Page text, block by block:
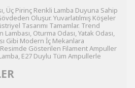
Üç Pirinç Renkli Lamba Duyuna Sahip
Oluşur. Yuvarlatılmış Köşeler
Tasarımı Tamamlar. Trend
Oturma Odası, Yatak Odası,
Gibi Modern İç Mekanlara
Gösterilen Filament Ampuller
E27 Duylu Tüm Ampullerle